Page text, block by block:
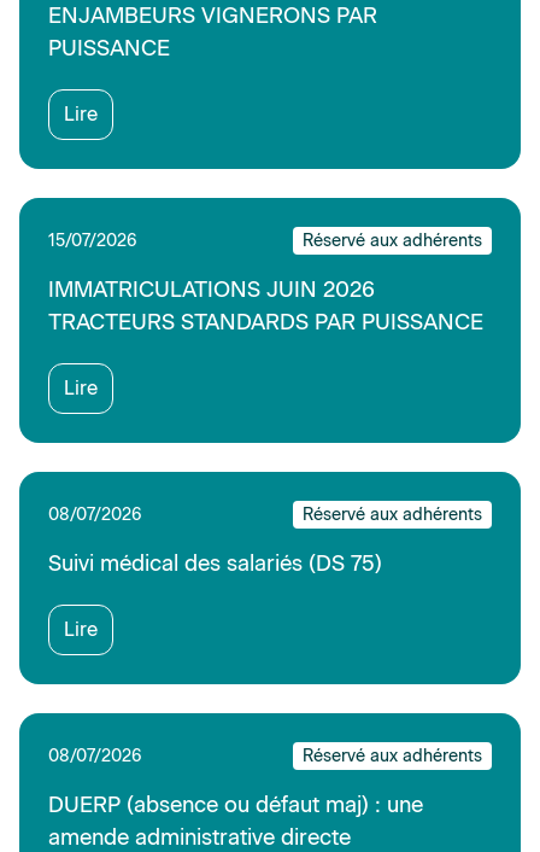
ENJAMBEURS VIGNERONS PAR
PUISSANCE
Lire
15/07/2026 Réservé aux adhérents
IMMATRICULATIONS JUIN 2026
TRACTEURS STANDARDS PAR PUISSANCE
Lire
08/07/2026 Réservé aux adhérents
Suivi médical des salariés (DS 75)
Lire
08/07/2026 Réservé aux adhérents
DUERP (absence ou défaut maj) : une
amende administrative directe